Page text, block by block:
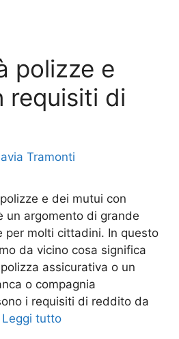
polizze e
requisiti di
Tramonti
e dei mutui con
un argomento di grande
per molti cittadini. In questo
da vicino cosa significa
assicurativa o un
o compagnia
i requisiti di reddito da
Leggi tutto